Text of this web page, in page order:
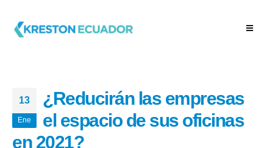
13
Ene
¿Reducirán las empresas
el espacio de sus oficinas
en 2021?